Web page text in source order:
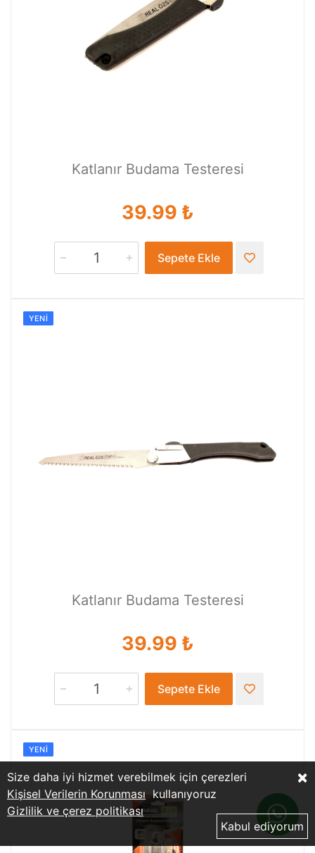
Katlanır Budama Testeresi
39.99 ₺
Sepete Ekle
YENI
Katlanır Budama Testeresi
39.99 ₺
Sepete Ekle
YENI
×
Size daha iyi hizmet verebilmek için çerezleri
kullanıyoruz
Kişisel Verilerin Korunması
Gizlilik ve çerez politikası
Kabul ediyorum